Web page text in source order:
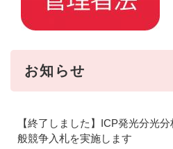
お知らせ
【終了しました】ICP発光分光
般競争入札を実施します